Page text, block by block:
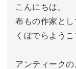
こんにちは。
布もの作家と
くぼでらよう
アンティーク